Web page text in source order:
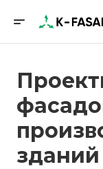
зданий